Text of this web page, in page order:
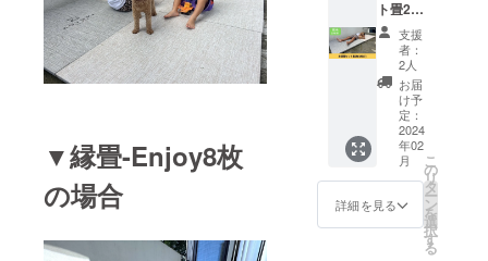
▼縁畳-Enjoy8枚
の場合
Enjoy-
畳1枚
(0.5
帖)3kg
素材：
樹脂 サ
イズ：
900mm
×900m
m×30m
m カ
ラー：
ト畳2枚
(1帖分)
】 「縁
Enjoy-
」お昼
寝セッ
トをお
届けし
ます。
セット
内容：
畳2枚(1
支援
者：
2人
お届
け予
定：
2024
年02
月
詳細を見る
こ
の
リ
タ
ー
ン
を
選
択
す
る